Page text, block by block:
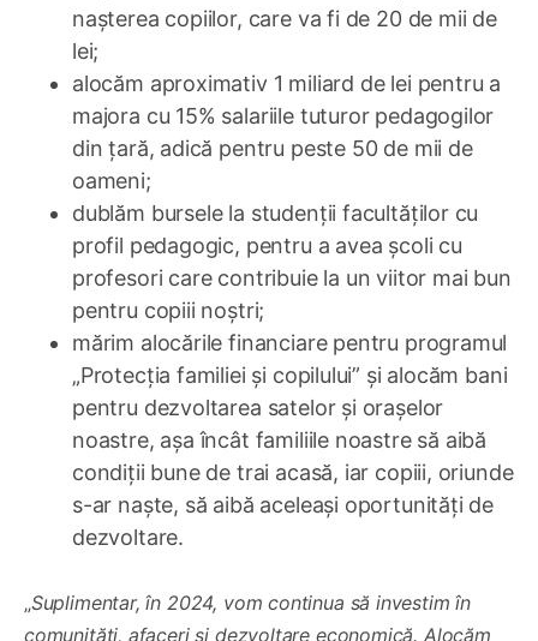
nașterea copiilor, care va fi de 20 de mii de
lei;
alocăm aproximativ 1 miliard de lei pentru a
majora cu 15% salariile tuturor pedagogilor
din țară, adică pentru peste 50 de mii de
oameni;
dublăm bursele la studenții facultăților cu
profil pedagogic, pentru a avea școli cu
profesori care contribuie la un viitor mai bun
pentru copiii noștri;
mărim alocările financiare pentru programul
„Protecția familiei și copilului” și alocăm bani
pentru dezvoltarea satelor și orașelor
noastre, așa încât familiile noastre să aibă
condiții bune de trai acasă, iar copiii, oriunde
s-ar naște, să aibă aceleași oportunități de
dezvoltare.
„Suplimentar, în 2024, vom continua să investim în
comunități, afaceri și dezvoltare economică. Alocăm